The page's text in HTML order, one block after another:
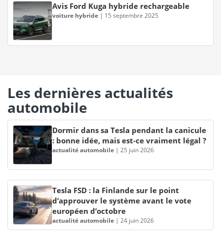
Avis Ford Kuga hybride rechargeable
voiture hybride | 15 septembre 2025
Les dernières actualités
automobile
Dormir dans sa Tesla pendant la canicule
: bonne idée, mais est-ce vraiment légal ?
actualité automobile | 25 juin 2026
Tesla FSD : la Finlande sur le point
d’approuver le système avant le vote
européen d’octobre
actualité automobile | 24 juin 2026